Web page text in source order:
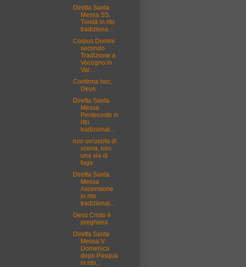
Diretta Santa
Messa SS.
Trinità in rito
tradiziona...
Corpus Domini
secondo
Tradizione a
Vocogno in
Val ...
Confirma hoc,
Deus
Diretta Santa
Messa
Pentecoste in
rito
tradizional...
non un'uscita di
scena, non
una via di
fuga
Diretta Santa
Messa
Ascensione
in rito
tradizional...
Gesù Cristo è
preghiera
Diretta Santa
Messa V
Domenica
dopo Pasqua
in rito...